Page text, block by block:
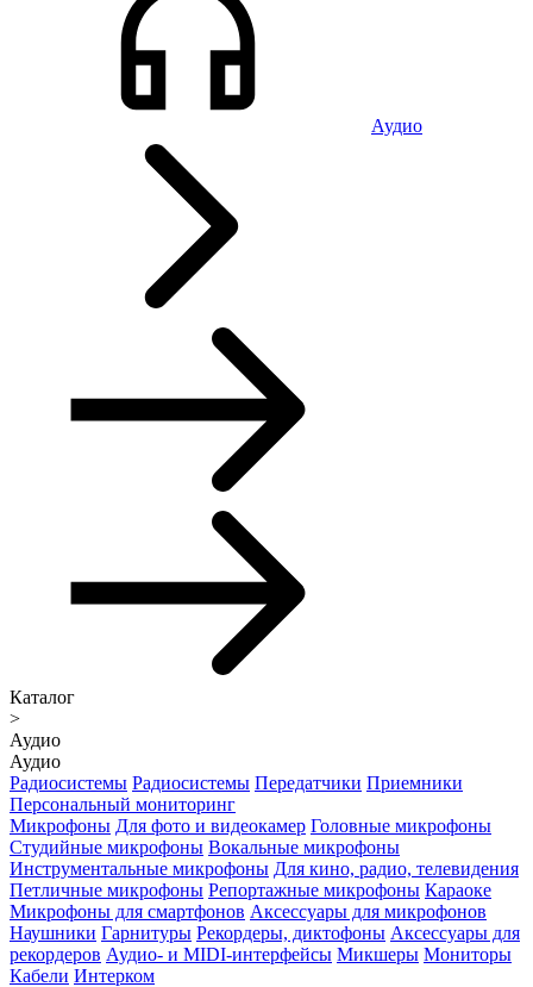
Аудио
Каталог
>
Аудио
Аудио
Радиосистемы Радиосистемы Передатчики Приемники
Персональный мониторинг
Микрофоны Для фото и видеокамер Головные микрофоны
Студийные микрофоны Вокальные микрофоны
Инструментальные микрофоны Для кино, радио, телевидения
Петличные микрофоны Репортажные микрофоны Караоке
Микрофоны для смартфонов Аксессуары для микрофонов
Наушники Гарнитуры Рекордеры, диктофоны Аксессуары для
рекордеров Аудио- и MIDI-интерфейсы Микшеры Мониторы
Кабели Интерком